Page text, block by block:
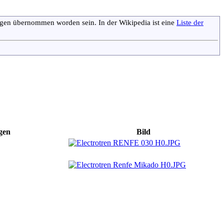
übernommen worden sein. In der Wikipedia ist eine Liste der
Bild